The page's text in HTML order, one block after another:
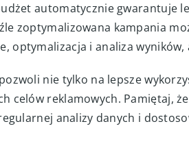
na
automatycznie gwarantuje
zoptymalizowana kampania
optymalizacja i analiza wyników,
nie tylko na lepsze